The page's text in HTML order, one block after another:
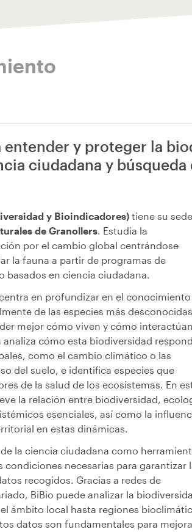
entender y proteger la
ciudadana y búsqueda
y Bioindicadores) tiene su
de Granollers. Estudia la
por el cambio global centrándose
la fauna a partir de programas de
basados ​​en ciencia ciudadana.
en profundizar en el
de las especies más
mejor cómo viven y cómo interactúan
cómo esta biodiversidad
como el cambio climático o las
del suelo, e identifica especies que
de la salud de los ecosistemas. En
la relación entre biodiversidad,
esenciales, así como la
en estas dinámicas.
la ciencia ciudadana como
necesarias para garantizar
recogidos. Gracias a redes de
BiBio puede analizar la
ámbito local hasta regiones
datos son fundamentales para